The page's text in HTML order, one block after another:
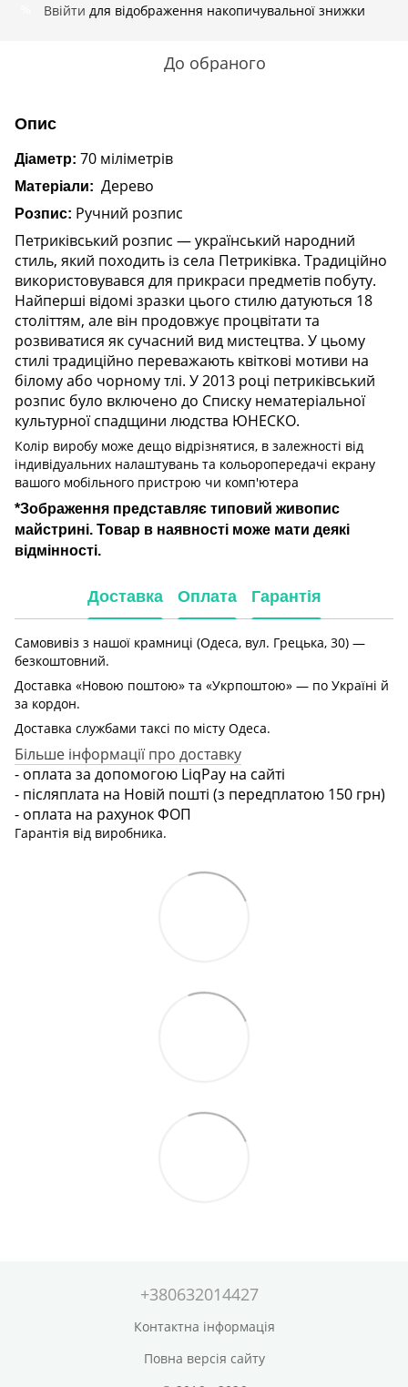
Ввійти для відображення накопичувальної знижки
До обраного
Опис
Діаметр: 70 міліметрів
Матеріали: Дерево
Розпис: Ручний розпис
Петриківський розпис — український народний
стиль, який походить із села Петриківка. Традиційно
використовувався для прикраси предметів побуту.
Найперші відомі зразки цього стилю датуються 18
століттям, але він продовжує процвітати та
розвиватися як сучасний вид мистецтва. У цьому
стилі традиційно переважають квіткові мотиви на
білому або чорному тлі. У 2013 році петриківський
розпис було включено до Списку нематеріальної
культурної спадщини людства ЮНЕСКО.
Колір виробу може дещо відрізнятися, в залежності від
індивідуальних налаштувань та кольоропередачі екрану
вашого мобільного пристрою чи комп'ютера
*Зображення представляє типовий живопис
майстрині. Товар в наявності може мати деякі
відмінності.
Доставка Оплата Гарантія
Самовивіз з нашої крамниці (Одеса, вул. Грецька, 30) —
безкоштовний.
Доставка «Новою поштою» та «Укрпоштою» — по Україні й
за кордон.
Доставка службами таксі по місту Одеса.
Більше інформації про доставку
- оплата за допомогою LiqPay на сайті
- післяплата на Новій пошті (з передплатою 150 грн)
- оплата на рахунок ФОП
Гарантія від виробника.
+380632014427
Контактна інформація
Повна версія сайту